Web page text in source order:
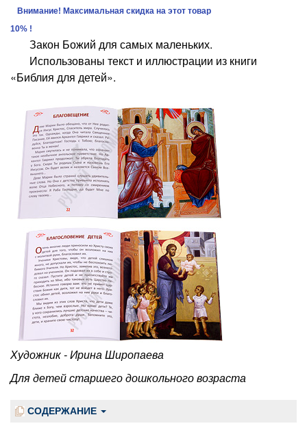
Внимание! Максимальная скидка на этот товар
10% !
Закон Божий для самых маленьких.
Использованы текст и иллюстрации из книги
«Библия для детей».
Художник - Ирина Широпаева
Для детей старшего дошкольного возраста
СОДЕРЖАНИЕ